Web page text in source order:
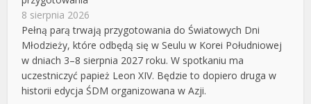
8 sierpnia 2026
Pełną parą trwają przygotowania do Światowych Dni
Młodzieży, które odbędą się w Seulu w Korei Południowej
w dniach 3–8 sierpnia 2027 roku. W spotkaniu ma
uczestniczyć papież Leon XIV. Będzie to dopiero druga w
historii edycja ŚDM organizowana w Azji.